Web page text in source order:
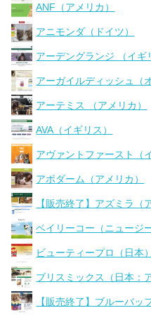
ANF（アメリカ）
アニモンダ（ドイツ）
アーデングランジ （イギ
アーガイルディッシュ（
アーテミス （アメリカ）
AVA（イギリス）
アヴァントファースト（
アボダーム（アメリカ）
【販売終了】アズミラ（
ベイリーコー（ニュージ
ビューティープロ（日本）
ブリスミックス（日本：
【販売終了】ブルーバッ